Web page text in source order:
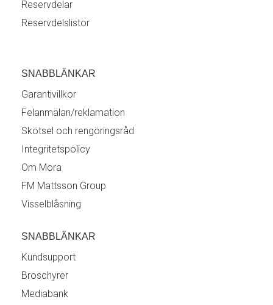
Reservdelar
Reservdelslistor
SNABBLÄNKAR
Garantivillkor
Felanmälan/reklamation
Skötsel och rengöringsråd
Integritetspolicy
Om Mora
FM Mattsson Group
Visselblåsning
SNABBLÄNKAR
Kundsupport
Broschyrer
Mediabank